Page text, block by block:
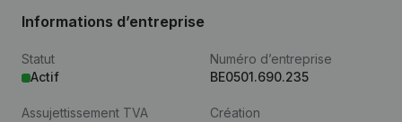
Informations d’entreprise
Statut
Actif
Numéro d’entreprise
BE0501.690.235
Assujettissement TVA
Création